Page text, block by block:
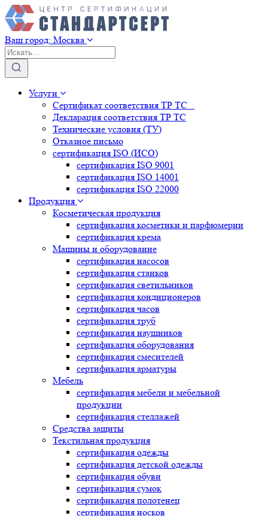
Ваш город: Москва
Услуги
Сертификат соответствия ТР ТС
Декларация соответствия ТР ТС
Технические условия (ТУ)
Отказное письмо
сертификация ISO (ИСО)
сертификация ISO 9001
сертификация ISO 14001
сертификация ISO 22000
Продукция
Косметическая продукция
сертификация косметики и парфюмерии
сертификация крема
Машины и оборудование
сертификация насосов
сертификация станков
сертификация светильников
сертификация кондиционеров
сертификация часов
сертификация труб
сертификация наушников
сертификация оборудования
сертификация смесителей
сертификация арматуры
Мебель
сертификация мебели и мебельной
продукции
сертификация стеллажей
Средства защиты
Текстильная продукция
сертификация одежды
сертификация детской одежды
сертификация обуви
сертификация сумок
сертификация полотенец
сертификация носков